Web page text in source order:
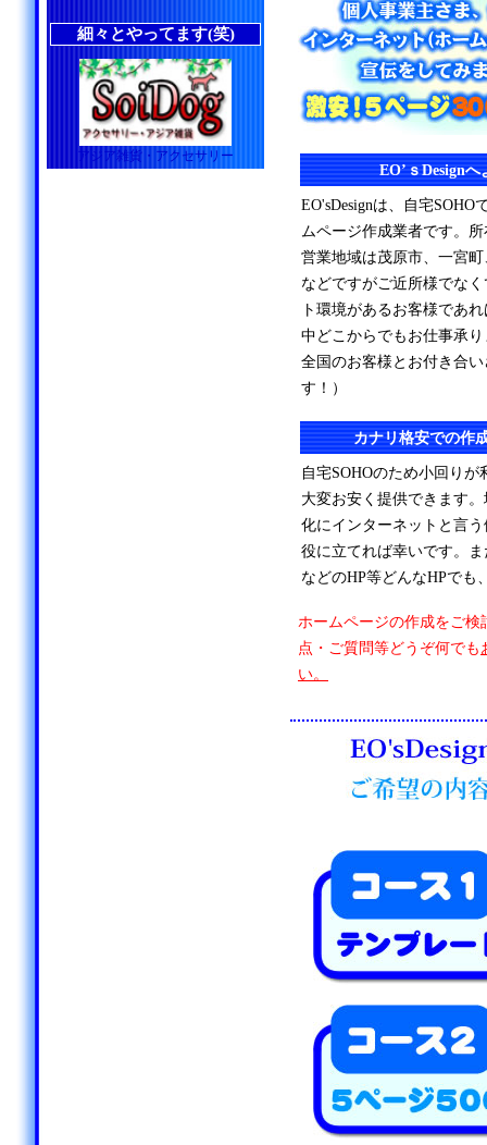
EO’ｓDesign
EO'sDesignは、自宅SOHO
ムページ作成業者です。
営業地域は茂原市、一宮
などですがご近所様でな
ト環境があるお客様であ
中どこからでもお仕事承
全国のお客様とお付き合
す！）
カナリ格安での作
自宅SOHOのため小回り
大変お安く提供できます
化にインターネットと言
役に立てれば幸いです。
などのHP等どんなHPでも
ホームページの作成をご検
点・ご質問等どうぞ何でも
い。
細々とやってます(笑)
アジア雑貨・アクセサリー